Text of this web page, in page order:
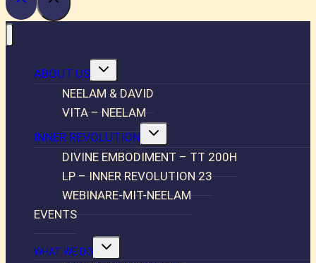
ABOUT US
Untermenü
NEELAM & DAVID
VITA – NEELAM
INNER REVOLUTION
Untermenü
DIVINE EMBODIMENT – TT 200H
LP – INNER REVOLUTION 23
WEBINARE-MIT-NEELAM
EVENTS
WHAT WE DO
Untermenü